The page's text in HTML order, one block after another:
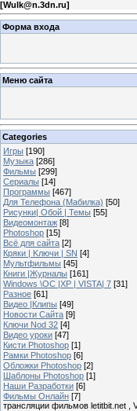
[Wulk@n.3dn.ru]
Форма входа
Меню сайта
Categories
Игры [190]
Музыка [286]
Фильмы [299]
Сериалы [14]
Программы [467]
Для Телефона (Мабилка) [50]
Рисунки| Обой | Темы [55]
Видеомонтаж [8]
Photoshop [15]
Всё для сайта [2]
Кряки | Kлючи | SN [4]
Мультфильмы [45]
Книги |Журналы [161]
Windows \OC |XP | VISTA| 7 [31]
Разное [61]
Видео |Клипы [49]
Новости Сайта [9]
Ключи Nod 32 [4]
Видео уроки [47]
Кисти Photoshop [1]
Рамки Photoshop [6]
Обложки Photoshop [2]
Шаблоны Photoshop [1]
Наши Разработки [6]
Фильмы Онлайн [7]
трансляции фильмов letitbit.net ,